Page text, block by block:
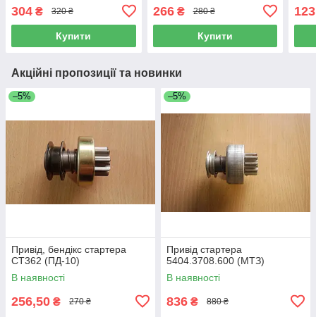
ВАЗ-21213, ВАЗ-21214)
304 ₴ 320 ₴
Купити
266₴ 280 ₴
Купити
Акційні пропозиції та новинки
–5%
Привід, бендікс стартера
СТ362 (ПД-10)
В наявності
256,50 ₴ 270 ₴
–5%
Привід стартера
5404.3708.600 (МТЗ)
В наявності
836 ₴ 880 ₴